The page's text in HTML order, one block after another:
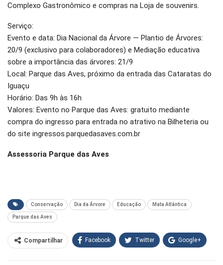
Complexo Gastronômico e compras na Loja de souvenirs.
Serviço:
Evento e data: Dia Nacional da Árvore — Plantio de Árvores:
20/9 (exclusivo para colaboradores) e Mediação educativa
sobre a importância das árvores: 21/9
Local: Parque das Aves, próximo da entrada das Cataratas do
Iguaçu
Horário: Das 9h às 16h
Valores: Evento no Parque das Aves: gratuito mediante
compra do ingresso para entrada no atrativo na Bilheteria ou
do site ingressos.parquedasaves.com.br
Assessoria Parque das Aves
Conservação Dia da Árvore Educação Mata Atlântica
Parque das Aves
Compartilhar Facebook Twitter Google+